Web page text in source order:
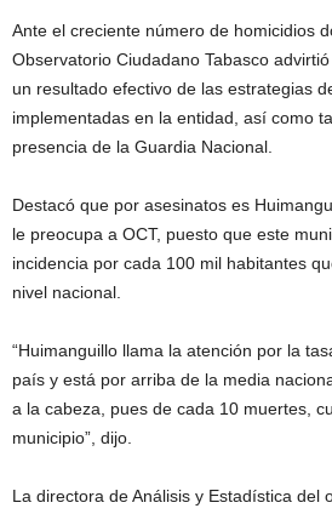
Ante el creciente número de homicidios
Observatorio Ciudadano Tabasco
un resultado efectivo de las estrategias
implementadas en la entidad, así como
presencia de la Guardia Nacional.
Destacó que por asesinatos es
le preocupa a OCT, puesto que este
incidencia por cada 100 mil habitantes
nivel nacional.
“Huimanguillo llama la atención por la
país y está por arriba de la media
a la cabeza, pues de cada 10 muertes,
municipio”, dijo.
La directora de Análisis y Estadística del